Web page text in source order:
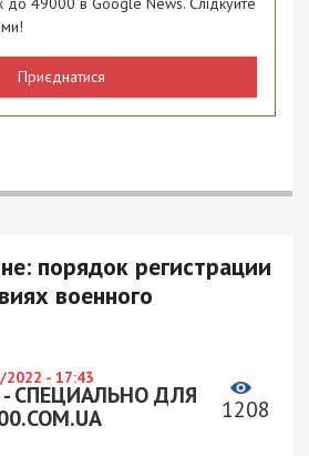
Приєднатися
порядок регистрации
военного
- 17:43
СПЕЦИАЛЬНО ДЛЯ
1208